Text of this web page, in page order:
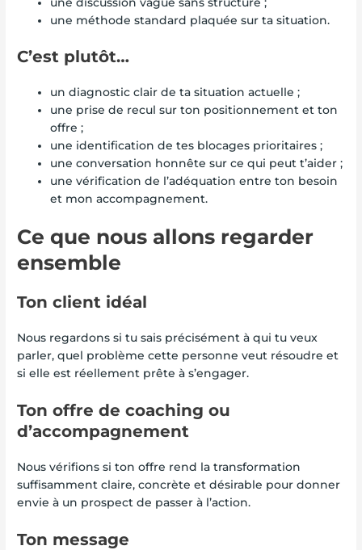
une méthode standard plaquée sur ta situation.
C’est plutôt…
un diagnostic clair de ta situation actuelle ;
une prise de recul sur ton positionnement et ton
offre ;
une identification de tes blocages prioritaires ;
une conversation honnête sur ce qui peut t’aider ;
une vérification de l’adéquation entre ton besoin
et mon accompagnement.
Ce que nous allons regarder
ensemble
Ton client idéal
Nous regardons si tu sais précisément à qui tu veux
parler, quel problème cette personne veut résoudre et
si elle est réellement prête à s’engager.
Ton offre de coaching ou
d’accompagnement
Nous vérifions si ton offre rend la transformation
suffisamment claire, concrète et désirable pour donner
envie à un prospect de passer à l’action.
Ton message